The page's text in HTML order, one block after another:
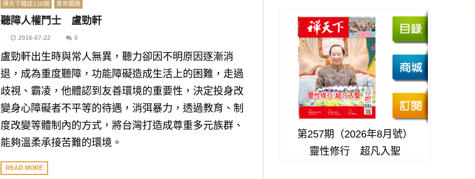
禪天下雜誌136期 青年開路
聽障人權鬥士 盧勁軒
2016-07-22 0
盧勁軒出生時與常人無異，聽力卻因不明原因逐漸消
退，成為重度聽障，功能障礙造成生活上的困難，走過
歧視、霸凌，他體認到友善環境的重要性，決定投身改
變身心障礙者不平等的待遇，消弭暴力，透過教育、制
度改變等體制內的方式，將台灣打造成尊重多元族群、
能夠溫柔承接苦難的環境。
READ MORE
第257期（2026年8月號）
靈性修行 超凡入聖